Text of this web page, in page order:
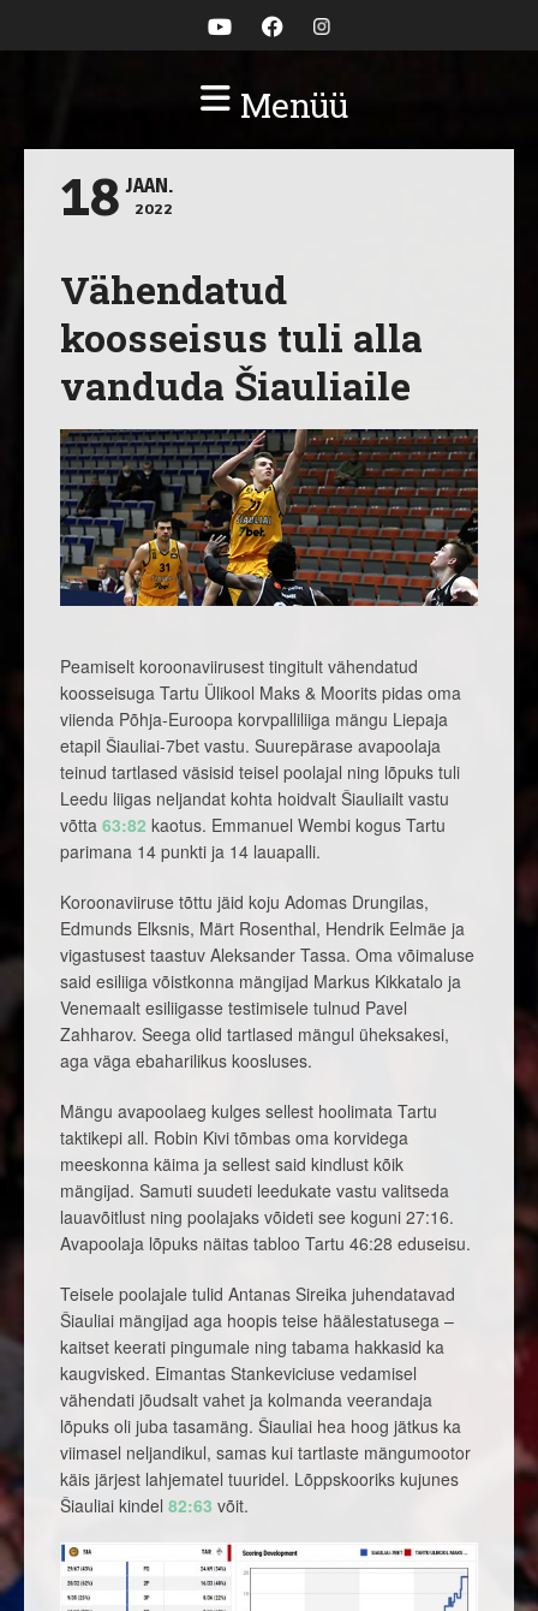
Menüü
18 JAAN.
2022
Vähendatud
koosseisus tuli alla
vanduda Šiauliaile
Peamiselt koroonaviirusest tingitult vähendatud
koosseisuga Tartu Ülikool Maks & Moorits pidas oma
viienda Põhja-Euroopa korvpalliliiga mängu Liepaja
etapil Šiauliai-7bet vastu. Suurepärase avapoolaja
teinud tartlased väsisid teisel poolajal ning lõpuks tuli
Leedu liigas neljandat kohta hoidvalt Šiauliailt vastu
võtta 63:82 kaotus. Emmanuel Wembi kogus Tartu
parimana 14 punkti ja 14 lauapalli.
Koroonaviiruse tõttu jäid koju Adomas Drungilas,
Edmunds Elksnis, Märt Rosenthal, Hendrik Eelmäe ja
vigastusest taastuv Aleksander Tassa. Oma võimaluse
said esiliiga võistkonna mängijad Markus Kikkatalo ja
Venemaalt esiliigasse testimisele tulnud Pavel
Zahharov. Seega olid tartlased mängul üheksakesi,
aga väga ebaharilikus koosluses.
Mängu avapoolaeg kulges sellest hoolimata Tartu
taktikepi all. Robin Kivi tõmbas oma korvidega
meeskonna käima ja sellest said kindlust kõik
mängijad. Samuti suudeti leedukate vastu valitseda
lauavõitlust ning poolajaks võideti see koguni 27:16.
Avapoolaja lõpuks näitas tabloo Tartu 46:28 eduseisu.
Teisele poolajale tulid Antanas Sireika juhendatavad
Šiauliai mängijad aga hoopis teise häälestatusega –
kaitset keerati pingumale ning tabama hakkasid ka
kaugvisked. Eimantas Stankeviciuse vedamisel
vähendati jõudsalt vahet ja kolmanda veerandaja
lõpuks oli juba tasamäng. Šiauliai hea hoog jätkus ka
viimasel neljandikul, samas kui tartlaste mängumootor
käis järjest lahjematel tuuridel. Lõppskooriks kujunes
Šiauliai kindel 82:63 võit.